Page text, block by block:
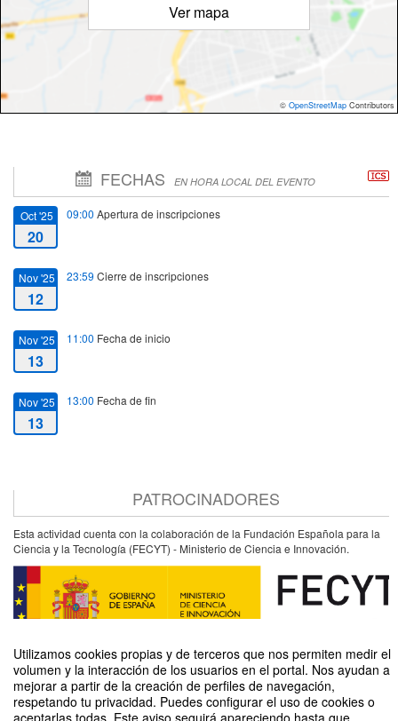
Utilizamos cookies propias y de terceros que nos permiten medir el
volumen y la interacción de los usuarios en el portal. Nos ayudan a
mejorar a partir de la creación de perfiles de navegación,
respetando tu privacidad. Puedes configurar el uso de cookies o
aceptarlas todas. Este aviso seguirá apareciendo hasta que
Ver mapa
© OpenStreetMap Contributors
FECHAS EN HORA LOCAL DEL EVENTO
Oct '25
20
09:00 Apertura de inscripciones
Nov '25
12
23:59 Cierre de inscripciones
Nov '25
13
11:00 Fecha de inicio
Nov '25
13
13:00 Fecha de fin
PATROCINADORES
Esta actividad cuenta con la colaboración de la Fundación Española para la
Ciencia y la Tecnología (FECYT) - Ministerio de Ciencia e Innovación.